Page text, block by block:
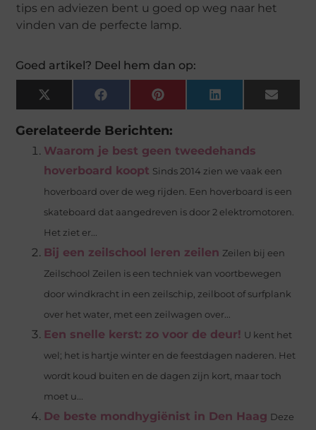
tips en adviezen bent u goed op weg naar het
vinden van de perfecte lamp.
Goed artikel? Deel hem dan op:
X
(Twitter)
Facebook Pinterest LinkedIn Email
Gerelateerde Berichten:
Waarom je best geen tweedehands
hoverboard koopt Sinds 2014 zien we vaak een
hoverboard over de weg rijden. Een hoverboard is een
skateboard dat aangedreven is door 2 elektromotoren.
Het ziet er...
Bij een zeilschool leren zeilen Zeilen bij een
Zeilschool Zeilen is een techniek van voortbewegen
door windkracht in een zeilschip, zeilboot of surfplank
over het water, met een zeilwagen over...
Een snelle kerst: zo voor de deur! U kent het
wel; het is hartje winter en de feestdagen naderen. Het
wordt koud buiten en de dagen zijn kort, maar toch
moet u...
De beste mondhygiënist in Den Haag Deze